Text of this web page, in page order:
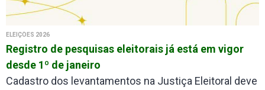
ELEIÇÕES 2026
Registro de pesquisas eleitorais já está em vigor
desde 1º de janeiro
Cadastro dos levantamentos na Justiça Eleitoral deve